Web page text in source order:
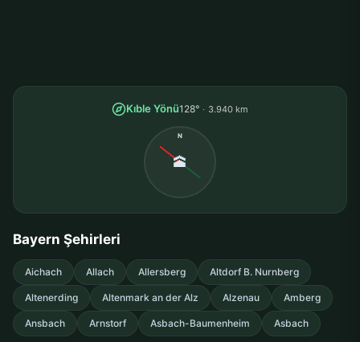
Kıble Yönü128° 3.940 km
N
🕋
Bayern Şehirleri
Aichach Allach Allersberg Altdorf B. Nurnberg
Altenerding Altenmark an der Alz Alzenau Amberg
Ansbach Arnstorf Asbach-Baumenheim Asbach